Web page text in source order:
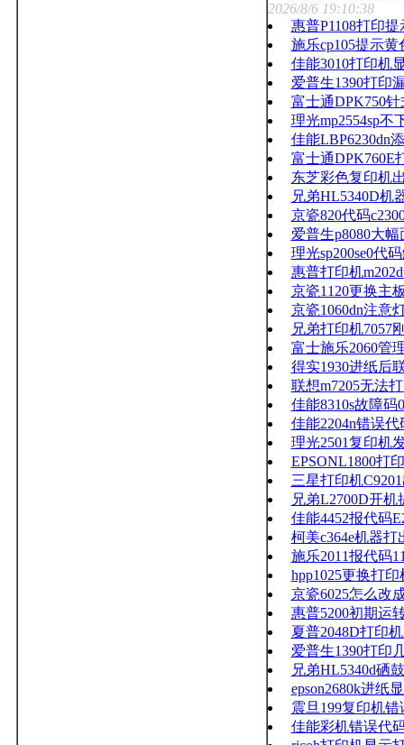
2026/8/6 19:10:38
惠普P1108打印提
施乐cp105提示
佳能3010打印机
爱普生1390打印
富士通DPK750
理光mp2554sp不
佳能LBP6230dn
富士通DPK760E
东芝彩色复印机
兄弟HL5340D机
京瓷820代码
爱普生p8080大
理光sp200se0代
惠普打印机
京瓷1120更换主
京瓷1060dn注意
兄弟打印机7057
富士施乐2060管
得实1930进纸后
联想m7205无法
佳能8310s故障码
佳能2204n错误代
理光2501复印机
EPSONL1800打
三星打印机
兄弟L2700D开
佳能4452报代码
柯美c364e机器
施乐2011报代码
hpp1025更换打
京瓷6025怎么改
惠普5200初期运
夏普2048D打印
爱普生1390打印
兄弟HL5340d硒
epson2680k进纸
震旦199复印机错
佳能彩机错误代